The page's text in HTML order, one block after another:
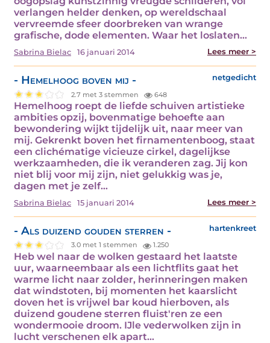
verlangen helder denken, op wereldschaal
vervreemde sfeer doorbreken van wrange
grafische, dode elementen. Waar het loslaten…
Sabrina Bielac 16 januari 2014 Lees meer >
- Hemelhoog boven mij - netgedicht
2.7 met 3 stemmen 648
Hemelhoog roept de liefde schuiven artistieke
ambities opzij, bovenmatige behoefte aan
bewondering wijkt tijdelijk uit, naar meer van
mij. Gekrenkt boven het firnamentenboog, staat
een clichématige vicieuze cirkel, dagelijkse
werkzaamheden, die ik veranderen zag. Jij kon
niet blij voor mij zijn, niet gelukkig was je,
dagen met je zelf…
Sabrina Bielac 15 januari 2014 Lees meer >
- Als duizend gouden sterren - hartenkreet
3.0 met 1 stemmen 1.250
Heb wel naar de wolken gestaard het laatste
uur, waarneembaar als een lichtflits gaat het
warme licht naar zolder, herinneringen maken
dat windstoten, bij momenten het kaarslicht
doven het is vrijwel bar koud hierboven, als
duizend goudene sterren fluist'ren ze een
wondermooie droom. IJle vederwolken zijn in
lucht verschenen elk apart…